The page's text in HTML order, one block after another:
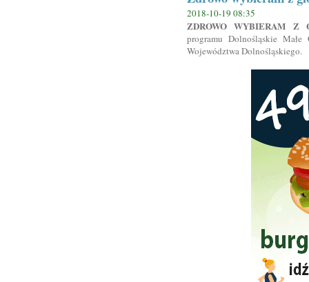
2018-10-19 08:35
ZDROWO WYBIERAM Z
programu Dolnośląskie
Województwa Dolnośląskiego.